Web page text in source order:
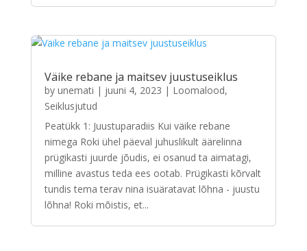
Väike rebane ja maitsev juustuseiklus
by unemati | juuni 4, 2023 | Loomalood,
Seiklusjutud
Peatükk 1: Juustuparadiis Kui väike rebane
nimega Roki ühel päeval juhuslikult äärelinna
prügikasti juurde jõudis, ei osanud ta aimatagi,
milline avastus teda ees ootab. Prügikasti kõrvalt
tundis tema terav nina isuäratavat lõhna - juustu
lõhna! Roki mõistis, et...